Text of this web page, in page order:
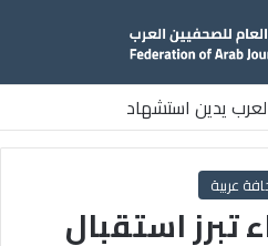
يدين استشهاد
إسرائيلي وسط قطاع غزة
عربية
تبرز استقبال